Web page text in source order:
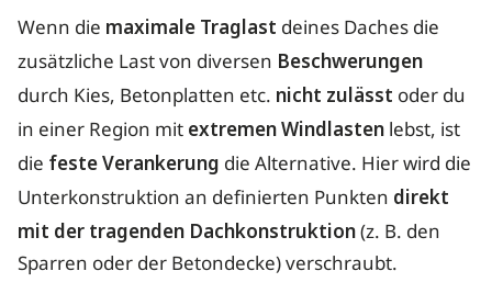
Wenn die maximale Traglast deines Daches die
zusätzliche Last von diversen Beschwerungen
durch Kies, Betonplatten etc. nicht zulässt oder du
in einer Region mit extremen Windlasten lebst, ist
die feste Verankerung die Alternative. Hier wird die
Unterkonstruktion an definierten Punkten direkt
mit der tragenden Dachkonstruktion(z. B. den
Sparren oder der Betondecke) verschraubt.